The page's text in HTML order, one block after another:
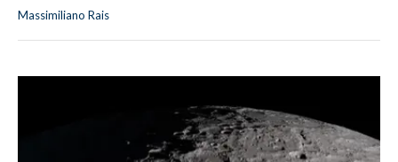
Massimiliano Rais